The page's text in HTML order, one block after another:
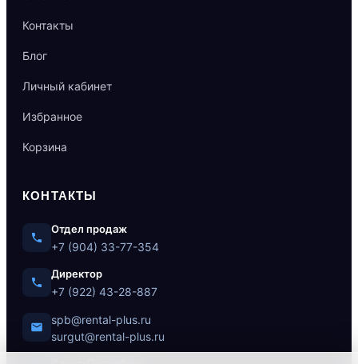
Контакты
Блог
Личный кабинет
Избранное
Корзина
КОНТАКТЫ
Отдел продаж
+7 (904) 33-77-354
Директор
+7 (922) 43-28-887
spb@rental-plus.ru
surgut@rental-plus.ru